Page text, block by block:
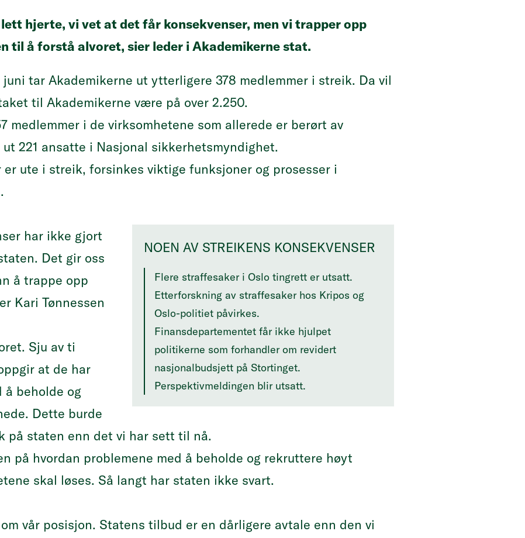
hjerte, vi vet at det får konsekvenser, men vi trapper opp
til å forstå alvoret, sier leder i Akademikerne stat.
juni tar Akademikerne ut ytterligere 378 medlemmer i streik. Da vil
til Akademikerne være på over 2.250.
medlemmer i de virksomhetene som allerede er berørt av
221 ansatte i Nasjonal sikkerhetsmyndighet.
er ute i streik, forsinkes viktige funksjoner og prosesser i
NOEN AV STREIKENS KONSEKVENSER
Flere straffesaker i Oslo tingrett er utsatt.
Etterforskning av straffesaker hos Kripos og
Oslo-politiet påvirkes.
Finansdepartementet får ikke hjulpet
politikerne som forhandler om revidert
nasjonalbudsjett på Stortinget.
Perspektivmeldingen blir utsatt.
har ikke gjort
Det gir oss
å trappe opp
Kari Tønnessen
Sju av ti
at de har
å beholde og
Dette burde
på staten enn det vi har sett til nå.
på hvordan problemene med å beholde og rekruttere høyt
skal løses. Så langt har staten ikke svart.
vår posisjon. Statens tilbud er en dårligere avtale enn den vi